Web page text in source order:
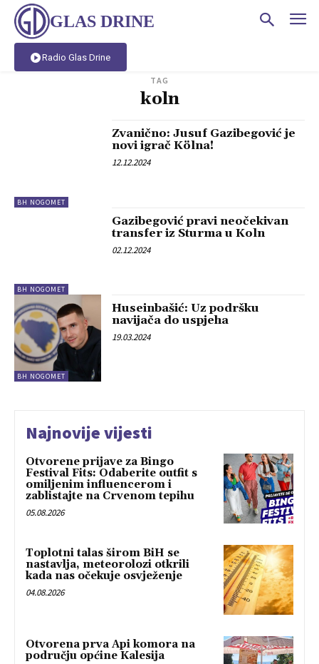
GLAS DRINE
Radio Glas Drine
TAG
koln
BH NOGOMET
Zvanično: Jusuf Gazibegović je
novi igrač Kölna!
12.12.2024
BH NOGOMET
Gazibegović pravi neočekivan
transfer iz Sturma u Koln
02.12.2024
BH NOGOMET
Huseinbašić: Uz podršku
navijača do uspjeha
19.03.2024
Najnovije vijesti
Otvorene prijave za Bingo
Festival Fits: Odaberite outfit s
omiljenim influencerom i
zablistajte na Crvenom tepihu
05.08.2026
Toplotni talas širom BiH se
nastavlja, meteorolozi otkrili
kada nas očekuje osvježenje
04.08.2026
Otvorena prva Api komora na
području općine Kalesija